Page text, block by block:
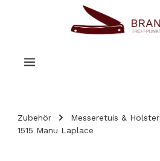
Zubehör
Messeretuis & Holster
1515 Manu Laplace